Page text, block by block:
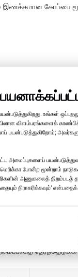
இணக்கமான கோப்பை
ஏற்றது.
மொத்த விநியோகம்
வாங்குபவர்கள்
உங்கள்
விளம்பரங்களைக்
பயன்படுத்துகிறோம்;
அமைப்புகளைப்
போன்ற மூன்றாம்
அணுகலைத் திறம்படத்
நிராகரிக்கவும்' என்பதைக்